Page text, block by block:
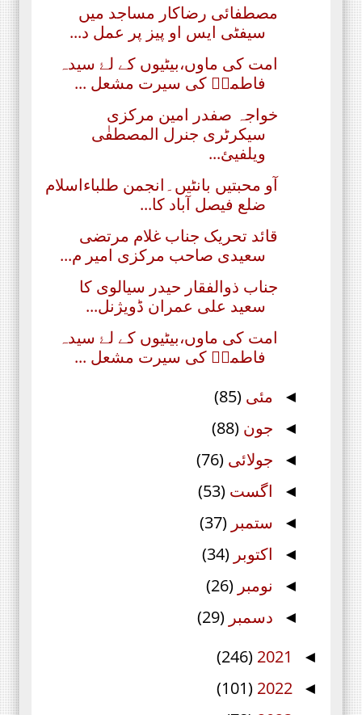
مصطفائی رضاکار مساجد میں
سیفٹی ایس او پیز پر عمل د...
امت کی ماوں،بیٹیوں کے لۓ سیدہ
فاطمہؑ کی سیرت مشعل ...
خواجہ صفدر امین مرکزی
سیکرٹری جنرل المصطفٰی
ویلفیئ...
آو محبتیں بانٹیں۔انجمن طلباءاسلام
ضلع فیصل آباد کا...
قائد تحریک جناب غلام مرتضی
سعیدی صاحب مرکزی امیر م...
جناب ذوالفقار حیدر سیالوی کا
سعید علی عمران ڈویژنل...
امت کی ماوں،بیٹیوں کے لۓ سیدہ
فاطمہؑ کی سیرت مشعل ...
◄ مئی (85)
◄ جون (88)
◄ جولائی (76)
◄ اگست (53)
◄ ستمبر (37)
◄ اکتوبر (34)
◄ نومبر (26)
◄ دسمبر (29)
◄
2021
(246)
◄
2022
(101)